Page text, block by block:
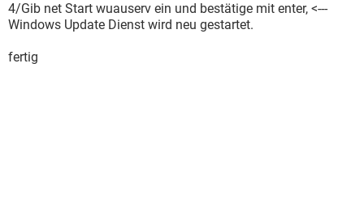
4/Gib net Start wuauserv ein und bestätige mit enter, <---
Windows Update Dienst wird neu gestartet.
fertig